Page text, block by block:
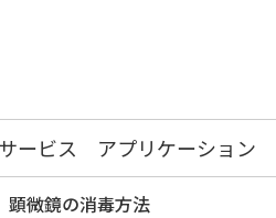
Search keyword(s)
ービス アプリケーション
顕微鏡の消毒方法